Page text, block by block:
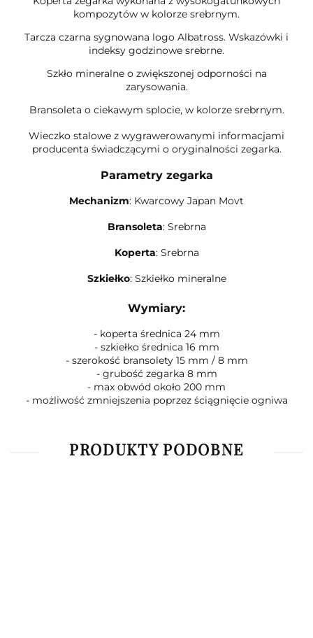
kompozytów w kolorze srebrnym.
Tarcza czarna sygnowana logo Albatross. Wskazówki i
indeksy godzinowe srebrne.
Szkło mineralne o zwiększonej odporności na
zarysowania.
Bransoleta o ciekawym splocie, w kolorze srebrnym.
Wieczko stalowe z wygrawerowanymi informacjami
producenta świadczącymi o oryginalności zegarka.
Parametry zegarka
Mechanizm: Kwarcowy Japan Movt
Bransoleta: Srebrna
Koperta: Srebrna
Szkiełko: Szkiełko mineralne
Wymiary:
- koperta średnica 24 mm
- szkiełko średnica 16 mm
- szerokość bransolety 15 mm / 8 mm
- grubość zegarka 8 mm
- max obwód około 200 mm
- możliwość zmniejszenia poprzez ściągnięcie ogniwa
PRODUKTY PODOBNE